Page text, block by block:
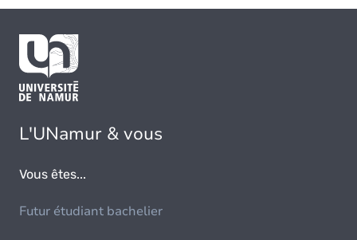
L'UNamur & vous
Vous êtes...
Futur étudiant bachelier